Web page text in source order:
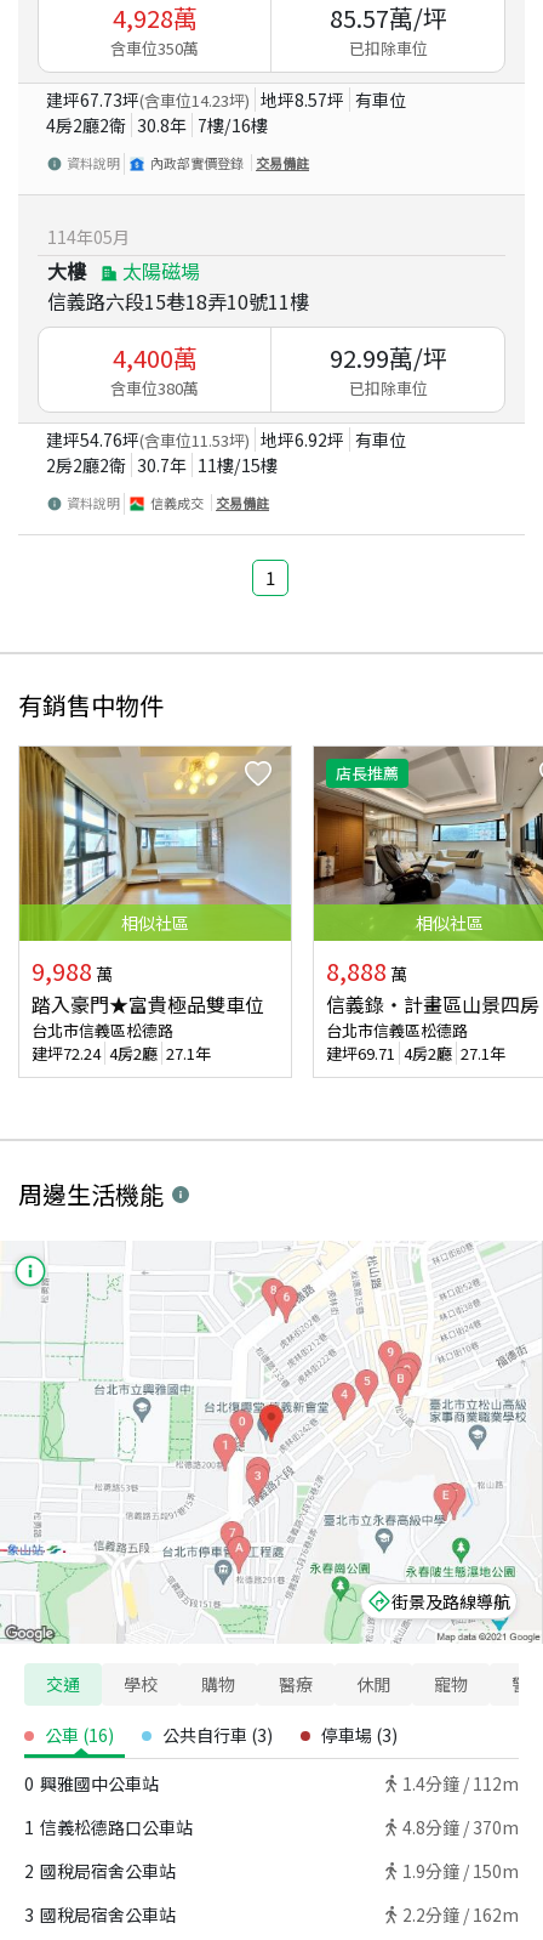
4,928萬
含車位350萬
85.57萬/坪
已扣除車位
建坪67.73坪(含車位14.23坪) 地坪8.57坪 有車位
4房2廳2衛 30.8年 7樓/16樓
資料說明 內政部實價登錄 交易備註
114年05月
大樓
太陽磁場
信義路六段15巷18弄10號11樓
4,400萬
含車位380萬
92.99萬/坪
已扣除車位
建坪54.76坪(含車位11.53坪) 地坪6.92坪 有車位
2房2廳2衛 30.7年 11樓/15樓
資料說明 信義成交 交易備註
1
有銷售中物件
相似社區
9,988 萬
踏入豪門★富貴極品雙車位
台北市信義區松德路
建坪72.24 4房2廳 27.1年
店長推薦
相似社區
8,888 萬
信義錄‧計畫區山景四房
台北市信義區松德路
建坪69.71 4房2廳 27.1年
周邊生活機能
街景及路線導航
交通 學校 購物 醫療 休閒 寵物 警
公車 (16) 公共自行車 (3) 停車場 (3)
0 興雅國中公車站 1.4分鐘 / 112m
1 信義松德路口公車站 4.8分鐘 / 370m
2 國稅局宿舍公車站 1.9分鐘 / 150m
3 國稅局宿舍公車站 2.2分鐘 / 162m